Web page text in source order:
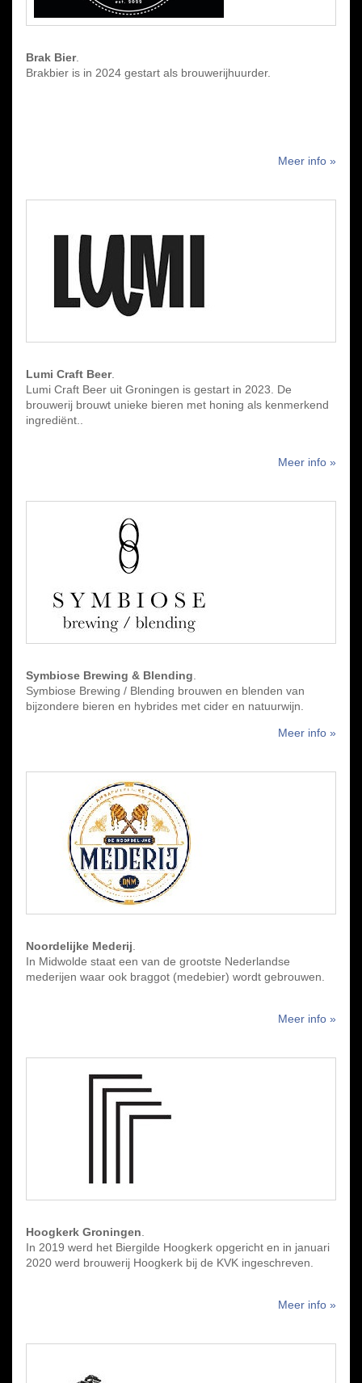
Brak Bier.
Brakbier is in 2024 gestart als brouwerijhuurder.
Meer info »
Lumi Craft Beer.
Lumi Craft Beer uit Groningen is gestart in 2023. De
brouwerij brouwt unieke bieren met honing als kenmerkend
ingrediënt..
Meer info »
Symbiose Brewing & Blending
Symbiose Brewing / Blending brouwen en blenden van
bijzondere bieren en hybrides met cider en natuurwijn.
Meer info »
Noordelijke Mederij
In Midwolde staat een van de grootste Nederlandse
mederijen waar ook braggot (medebier) wordt gebrouwen.
Meer info »
Hoogkerk Groningen.
In 2019 werd het Biergilde Hoogkerk opgericht en in januari
2020 werd brouwerij Hoogkerk bij de KVK ingeschreven.
Meer info »